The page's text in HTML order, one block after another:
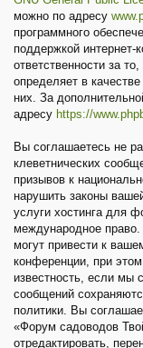
можно по адресу
программного
поддержкой
ответственности за
определяет в
них. За
адресу https://
Вы соглашаетесь не
клеветнических
призывов к
нарушить законы
услуги хостинга для
международное
могут привести к
конференции, при
известность, если мы
сообщений
политики. Вы
«Форум садоводов
отредактировать,